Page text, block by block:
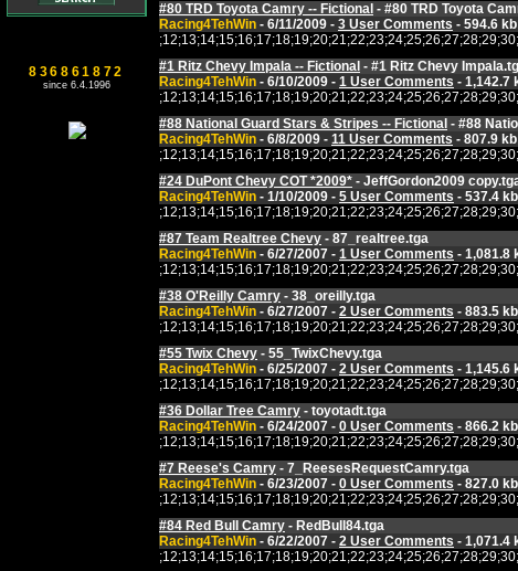
836861872
since 6.4.1996
#80 TRD Toyota Camry -- Fictional - #80 TRD Toyota
Racing4TehWin - 6/11/2009 - 3 User Comments - 594.6 kb
#1 Ritz Chevy Impala -- Fictional - #1 Ritz Chevy
Racing4TehWin - 6/10/2009 - 1 User Comments - 1,142.7
#88 National Guard Stars & Stripes -- Fictional - #88
Racing4TehWin - 6/8/2009 - 11 User Comments - 807.9 kb
#24 DuPont Chevy COT *2009* - JeffGordon2009
Racing4TehWin - 1/10/2009 - 5 User Comments - 537.4 kb
#87 Team Realtree Chevy - 87_realtree.tga
Racing4TehWin - 6/27/2007 - 1 User Comments - 1,081.8
#38 O'Reilly Camry - 38_oreilly.tga
Racing4TehWin - 6/27/2007 - 2 User Comments - 883.5 kb
#55 Twix Chevy - 55_TwixChevy.tga
Racing4TehWin - 6/25/2007 - 2 User Comments - 1,145.6
#36 Dollar Tree Camry - toyotadt.tga
Racing4TehWin - 6/24/2007 - 0 User Comments - 866.2 kb
#7 Reese's Camry - 7_ReesesRequestCamry.tga
Racing4TehWin - 6/23/2007 - 0 User Comments - 827.0 kb
#84 Red Bull Camry - RedBull84.tga
Racing4TehWin - 6/22/2007 - 2 User Comments - 1,071.4